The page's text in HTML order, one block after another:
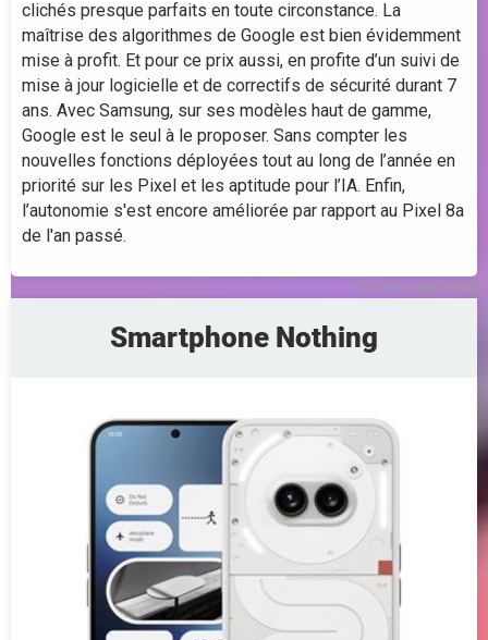
clichés presque parfaits en toute circonstance. La
maîtrise des algorithmes de Google est bien évidemment
mise à profit. Et pour ce prix aussi, en profite d’un suivi de
mise à jour logicielle et de correctifs de sécurité durant 7
ans. Avec Samsung, sur ses modèles haut de gamme,
Google est le seul à le proposer. Sans compter les
nouvelles fonctions déployées tout au long de l’année en
priorité sur les Pixel et les aptitude pour l’IA. Enfin,
l’autonomie s'est encore améliorée par rapport au Pixel 8a
de l'an passé.
Contenu sponsorisé
Smartphone Nothing